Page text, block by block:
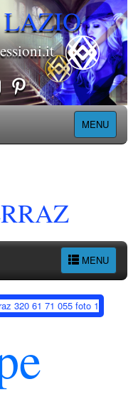
MENU
MENU